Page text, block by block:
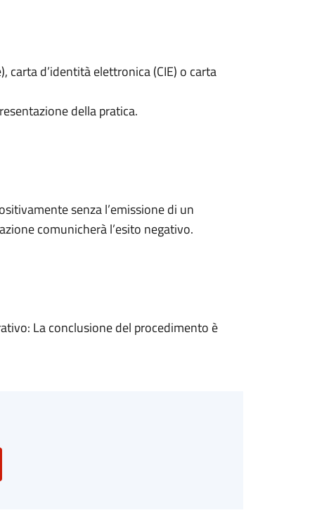
carta d’identità elettronica (CIE) o carta
della pratica.
senza l’emissione di un
comunicherà l’esito negativo.
La conclusione del procedimento è